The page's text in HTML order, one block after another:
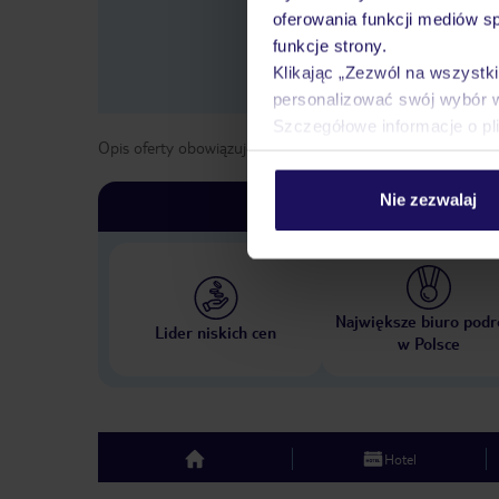
oferowania funkcji mediów
funkcje strony.
Klikając „Zezwól na
personalizować swój wybór
Szczegółowe informacje o
Nie zezwalaj
Opis oferty obowiązuje dla wyjazdów w terminie od 11
Lider niskich cen
Największe biuro
w Polsce
top Hotel